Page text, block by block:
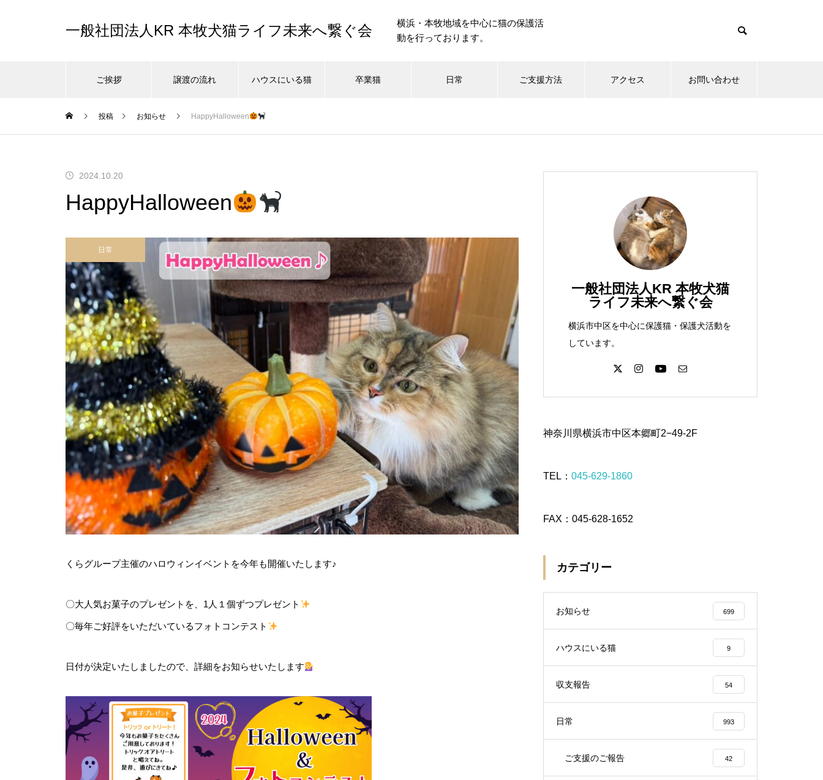
一般社団法人KR 本牧犬猫ライフ未来へ繋ぐ会
横浜・本牧地域を中心に猫の保護活
動を行っております。
ご挨拶 譲渡の流れ ハウスにいる猫 卒業猫 日常 ご支援方法 アクセス お問い合わせ
投稿 お知らせ HappyHalloween
2024.10.20
HappyHalloween
日常
くらグループ主催のハロウィンイベントを今年も開催いたします♪
〇大人気お菓子のプレゼントを、1人１個ずつプレゼント
〇毎年ご好評をいただいているフォトコンテスト
日付が決定いたしましたので、詳細をお知らせいたします
一般社団法人KR 本牧犬猫
ライフ未来へ繋ぐ会
横浜市中区を中心に保護猫・保護犬活動を
しています。
神奈川県横浜市中区本郷町2−49-2F
TEL： 045-629-1860
FAX：045-628-1652
カテゴリー
お知らせ 699
ハウスにいる猫 9
収支報告 54
日常 993
ご支援のご報告 42